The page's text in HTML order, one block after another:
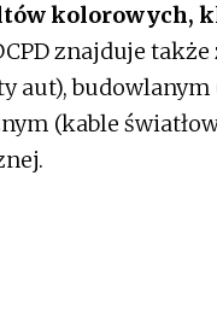
kolorowych,
znajduje
aut),
(kable